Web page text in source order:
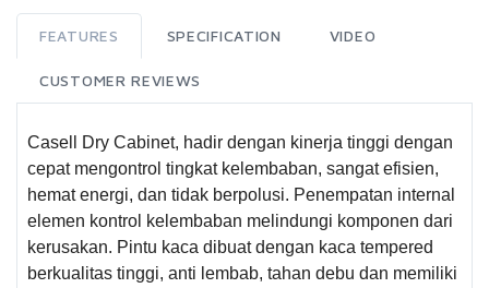
FEATURES SPECIFICATION VIDEO
CUSTOMER REVIEWS
Casell Dry Cabinet, hadir dengan kinerja tinggi dengan
cepat mengontrol tingkat kelembaban, sangat efisien,
hemat energi, dan tidak berpolusi. Penempatan internal
elemen kontrol kelembaban melindungi komponen dari
kerusakan. Pintu kaca dibuat dengan kaca tempered
berkualitas tinggi, anti lembab, tahan debu dan memiliki